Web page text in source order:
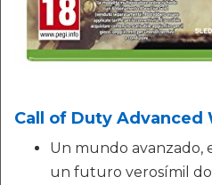
Call of Duty Advanced
Un mundo avanzado,
un futuro verosímil